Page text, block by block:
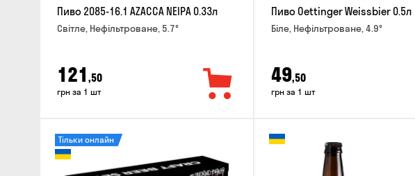
Пиво 2085-16.1 AZACCA NEIPA 0.33л
Світле, Нефільтроване, 5.7°
121 ,50
грн за 1 шт
Пиво Oettinger Weissbier 0.5л
Біле, Нефільтроване, 4.9°
49,50
грн за 1 шт
Тільки онлайн